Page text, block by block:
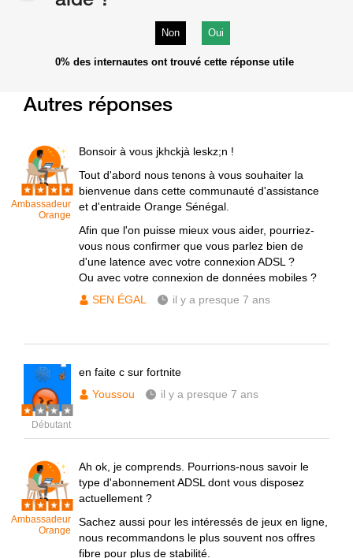
Non Oui
0% des internautes ont trouvé cette réponse utile
Autres réponses
Ambassadeur
Orange
Bonsoir à vous jkhckjà leskz;n !
Tout d'abord nous tenons à vous souhaiter la
bienvenue dans cette communauté d'assistance
et d'entraide Orange Sénégal.
Afin que l'on puisse mieux vous aider, pourriez-
vous nous confirmer que vous parlez bien de
d'une latence avec votre connexion ADSL ?
Ou avec votre connexion de données mobiles ?
SEN ÉGAL
il y a presque 7 ans
Débutant
en faite c sur fortnite
Youssou
il y a presque 7 ans
Ambassadeur
Orange
Ah ok, je comprends. Pourrions-nous savoir le
type d'abonnement ADSL dont vous disposez
actuellement ?
Sachez aussi pour les intéressés de jeux en ligne,
nous recommandons le plus souvent nos offres
fibre pour plus de stabilité.